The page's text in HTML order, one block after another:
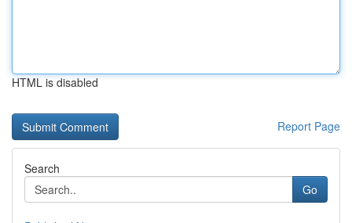
HTML is disabled
Report Page
Search
Go